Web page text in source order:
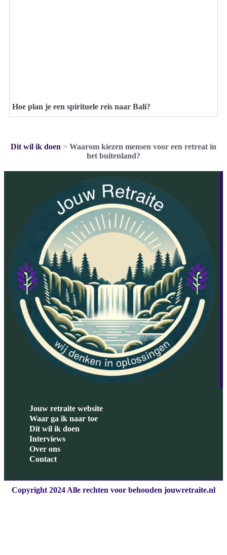
Hoe plan je een spirituele reis naar Bali?
Dit wil ik doen > Waarom kiezen mensen voor een retreat in
het buitenland?
Jouw retraite website
Waar ga ik naar toe
Dit wil ik doen
Interviews
Over ons
Contact
Copyright 2024 Alle rechten voor behouden jouwretraite.nl